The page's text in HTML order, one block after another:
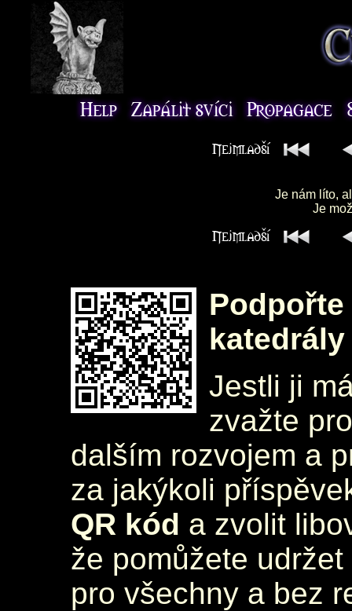
Je nám líto,
Je
katedrály
Jestli ji
zvažte
dalším rozvojem a
za jakýkoli
QR kód a zvolit
že pomůžete
pro všechny a bez